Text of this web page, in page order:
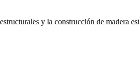
y la construcción de madera